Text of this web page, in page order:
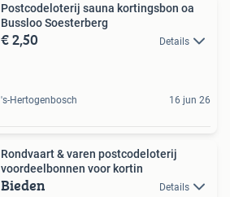
Postcodeloterij sauna kortingsbon oa
Bussloo Soesterberg
€ 2,50 Details
's-Hertogenbosch 16 jun 26
Rondvaart & varen postcodeloterij
voordeelbonnen voor kortin
Bieden Details